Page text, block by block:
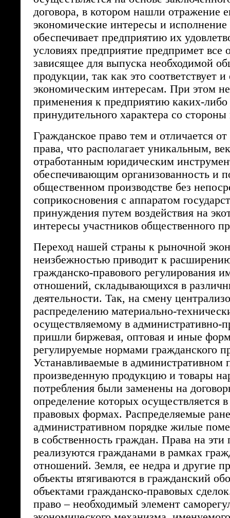
договора, в котором нашли отражение
экономические интересы и исполнение
обеспечивает предприятию их
условиях предприятие предпримет все
зависящее для выпуска необходимой
продукции, так как это соответствует и
экономическим интересам. При этом не
применения к предприятию каких-
принудительного характера со стороны
Гражданское право тем и отличается
права, что располагает уникальным,
отработанным юридическим
обеспечивающим организованность и
общественном производстве без
соприкосновения с аппаратом
принуждения путем воздействия на
интересы участников общественного
Переход нашей страны к рыночной
неизбежностью приводит к
гражданско-правового регулирования
отношений, складывающихся в
деятельности. Так, на смену
распределению материально-
осуществляемому в административно-
пришли биржевая, оптовая и иные
регулируемые нормами гражданского
Устанавливаемые в административном
произведенную продукцию и товары
потребления были заменены на
определение которых осуществляется
правовых формах. Распределяемые
административном порядке жилые
в собственность граждан. Права на
реализуются гражданами в рамках
отношений. Земля, ее недра и другие
объекты втягиваются в гражданский
объектами гражданско-правовых
право – необходимый элемент